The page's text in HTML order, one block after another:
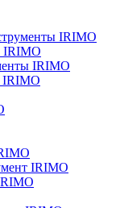
IRIMO
IRIMO
IRIMO
IRIMO
IRIMO